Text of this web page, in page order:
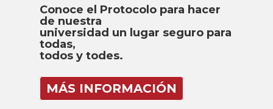
Conoce el Protocolo para hacer
de nuestra
universidad un lugar seguro para
todas,
todos y todes.
MÁS INFORMACIÓN